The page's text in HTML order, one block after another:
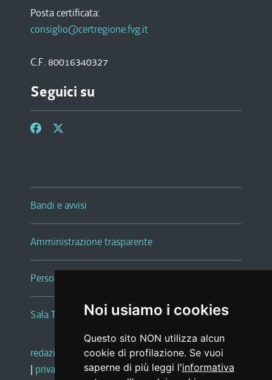
Noi usiamo i cookies
Questo sito NON utilizza alcun
cookie di profilazione. Se vuoi
saperne di più leggi l'informativa
Posta certificata:
consiglio@certregione.fvg.it
C.F. 80016340327
Seguici su
Bandi e avvisi
Amministrazione trasparente
Persone e Uffici
Sala Tiziano Tessitori
redazione web |note legali |glossario
| privacy
social media policy